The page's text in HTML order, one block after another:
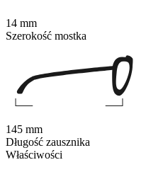
Właściwości
14 mm
Szerokość mostka
145 mm
Długość zausznika